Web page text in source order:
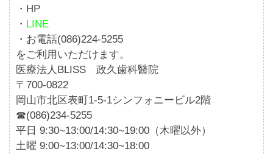
・ HP
・ LINE
・お電話(086)224-5255
をご利用いただけます。
医療法人BLISS 政久歯科醫院
〒700-0822
岡山市北区表町1-5-1シンフォニービル2階
☎(086)234-5255
平日 9:30~13:00/14:30~19:00（木曜以外）
土曜 9:00~13:00/14:30~18:00